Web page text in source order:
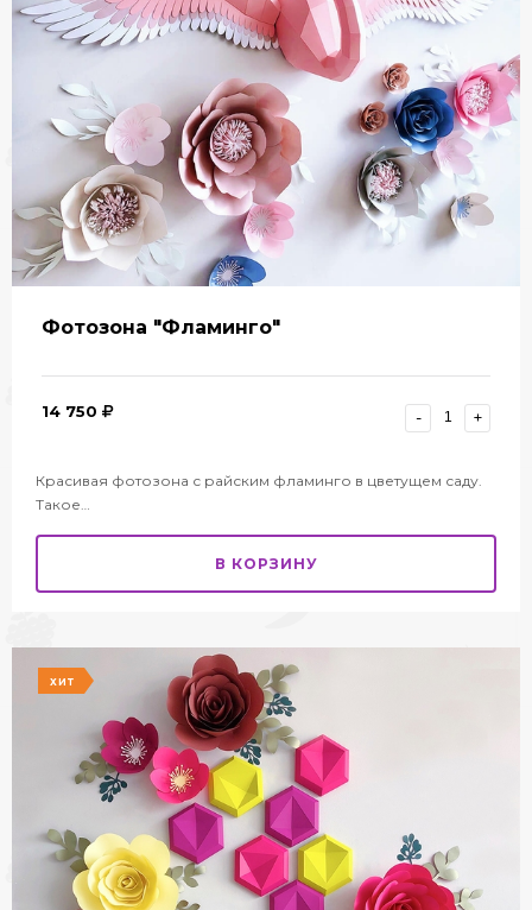
Фотозона "Фламинго"
14 750 - +
Красивая фотозона с райским фламинго в цветущем саду.
Такое…
В КОРЗИНУ
ХИТ